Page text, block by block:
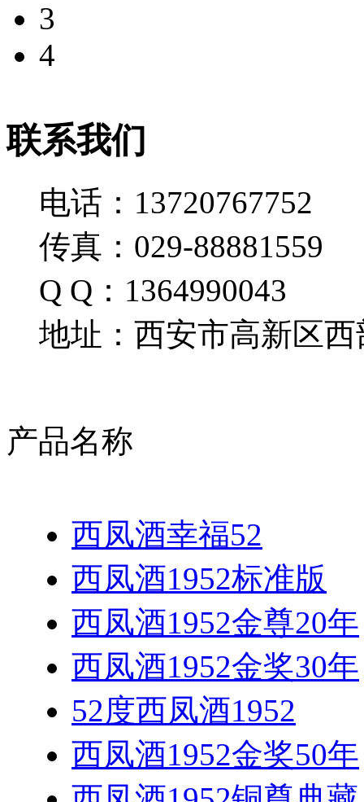
3
4
联系我们
电话：13720767752
传真：029-88881559
Q Q：1364990043
地址：西安市高新区西
产品名称
西凤酒幸福52
西凤酒1952标准版
西凤酒1952金尊20年
西凤酒1952金奖30年
52度西凤酒1952
西凤酒1952金奖50年